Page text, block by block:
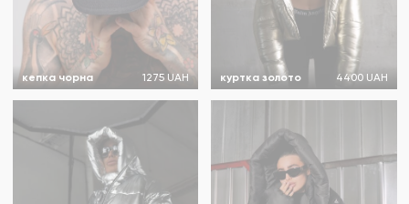
кепка чорна 1275 UAH куртка золото 4400 UAH